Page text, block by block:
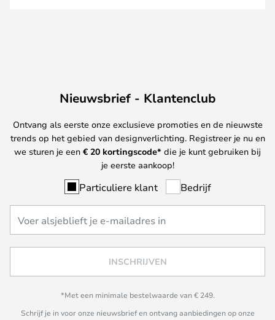
Nieuwsbrief - Klantenclub
Ontvang als eerste onze exclusieve promoties en de nieuwste
trends op het gebied van designverlichting. Registreer je nu en
we sturen je een € 20 kortingscode* die je kunt gebruiken bij
je eerste aankoop!
Particuliere klant Bedrijf
INSCHRIJVEN
*Met een minimale bestelwaarde van € 249.
Schrijf je in voor onze nieuwsbrief en ontvang aanbiedingen op onze